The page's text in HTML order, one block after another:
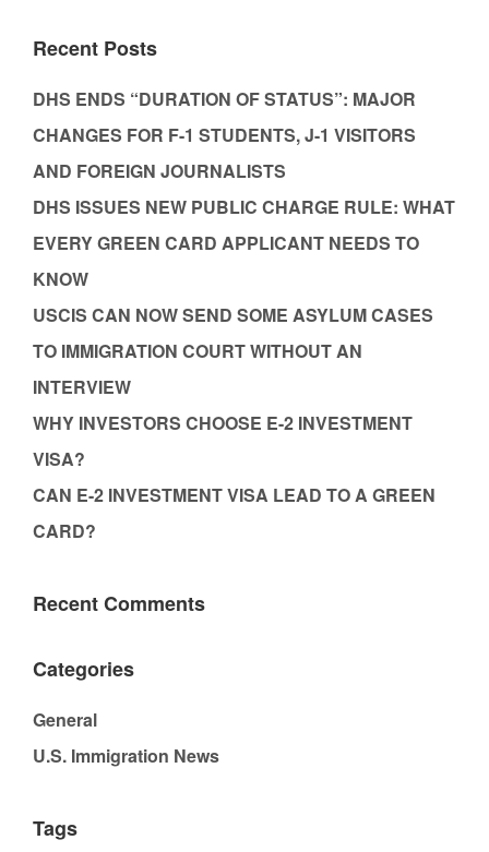
Recent Posts
DHS ENDS “DURATION OF STATUS”: MAJOR
CHANGES FOR F-1 STUDENTS, J-1 VISITORS
AND FOREIGN JOURNALISTS
DHS ISSUES NEW PUBLIC CHARGE RULE: WHAT
EVERY GREEN CARD APPLICANT NEEDS TO
KNOW
USCIS CAN NOW SEND SOME ASYLUM CASES
TO IMMIGRATION COURT WITHOUT AN
INTERVIEW
WHY INVESTORS CHOOSE E-2 INVESTMENT
VISA?
CAN E-2 INVESTMENT VISA LEAD TO A GREEN
CARD?
Recent Comments
Categories
General
U.S. Immigration News
Tags